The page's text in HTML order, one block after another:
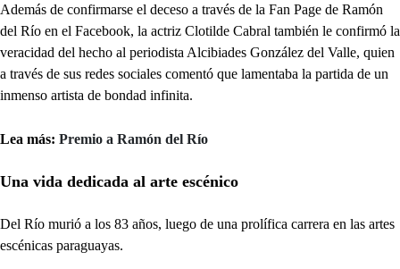
Además de confirmarse el deceso a través de la Fan Page de Ramón
del Río en el Facebook, la actriz Clotilde Cabral también le confirmó la
veracidad del hecho al periodista Alcibiades González del Valle, quien
a través de sus redes sociales comentó que lamentaba la partida de un
inmenso artista de bondad infinita.
Lea más: Premio a Ramón del Río
Una vida dedicada al arte escénico
Del Río murió a los 83 años, luego de una prolífica carrera en las artes
escénicas paraguayas.